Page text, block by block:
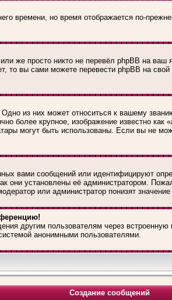
времени, но время отображается по-
же просто никто не перевёл phpBB на
то вы сами можете перевести phpBB на
из них может относиться к вашему
более крупное, изображение известно
могут быть использованы. Если вы не
вами сообщений или идентифицируют
они установлены её администратором.
или администратор понизят
другим пользователям через
анонимными пользователями.
Создание сообщений